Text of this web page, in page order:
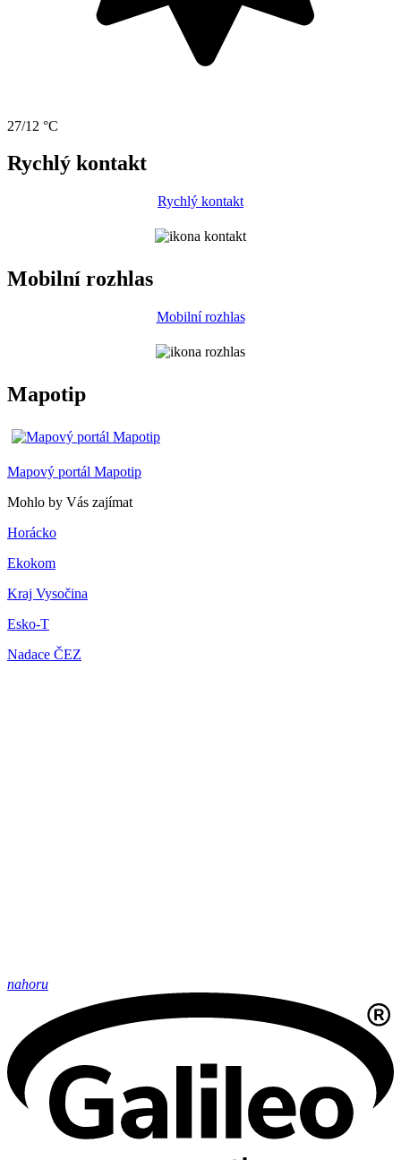
27/12 °C
Rychlý kontakt
Rychlý kontakt
Mobilní rozhlas
Mobilní rozhlas
Mapotip
Mapový portál Mapotip
Mohlo by Vás zajímat
Horácko
Ekokom
Kraj Vysočina
Esko-T
Nadace ČEZ
nahoru